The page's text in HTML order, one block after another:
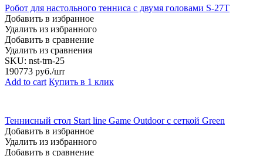
Робот для настольного тенниса с двумя головами S-27T
Добавить в избранное
Удалить из избранного
Добавить в сравнение
Удалить из сравнения
SKU: nst-trn-25
190773 руб./шт
Add to cart Купить в 1 клик
Теннисный стол Start line Game Outdoor с сеткой Green
Добавить в избранное
Удалить из избранного
Добавить в сравнение